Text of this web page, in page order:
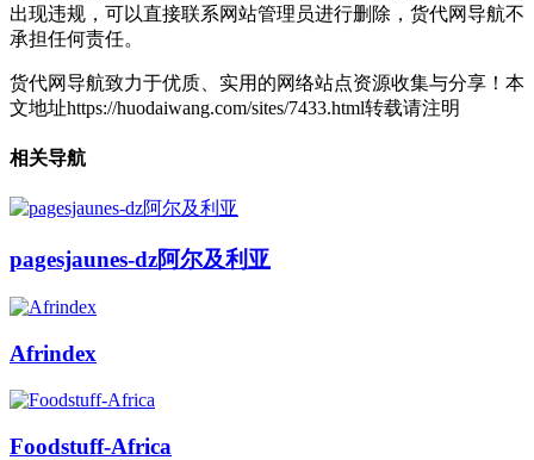
出现违规，可以直接联系网站管理员进行删除，货代网导航不
承担任何责任。
货代网导航致力于优质、实用的网络站点资源收集与分享！ 本
文地址https://huodaiwang.com/sites/7433.html转载请注明
相关导航
pagesjaunes-dz阿尔及利亚
Afrindex
Foodstuff-Africa